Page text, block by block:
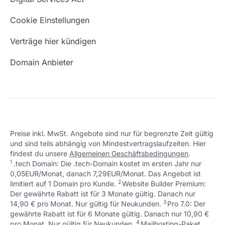
Schön, dass ich dir helfen konnte.
Tut mir leid, du erreichst uns unter:
+49 (0) 451 / 70 99 70
support@checkdomain.de
Schön, dass ich dir helfen konnte.
Tut mir leid, du erreichst uns unter:
+49 (0) 451 / 70 99 70
support@checkdomain.de
Schön, dass ich dir helfen konnte.
Tut mir leid, du erreichst uns unter:
+49 (0) 451 / 70 99 70oder
support@checkdomain.de
Schön, dass ich dir helfen konnte.
Tut mir leid, du erreichst uns unter:
+49 (0) 451 / 70 99 70oder
support@checkdomain.de
Schön, dass ich dir helfen konnte.
Tut mir leid, du erreichst uns unter:
+49 (0) 451 / 70 99 70oder
support@checkdomain.de
Domain Umzug
Wie ist meine IP?
Email Adresse erstellen
Cookie Einstellungen
Verträge hier kündigen
Domain Anbieter
Preise inkl. MwSt. Angebote sind nur für begrenzte Zeit gültig
und sind teils abhängig von Mindestvertragslaufzeiten. Hier
findest du unsere Allgemeinen Geschäftsbedingungen.
1 .tech Domain: Die .tech-Domain kostet im ersten Jahr nur
0,05EUR/Monat, danach 7,29EUR/Monat. Das Angebot ist
limitiert auf 1 Domain pro Kunde. ↩ 1
2 Website Builder Premium:
Der gewährte Rabatt ist für 3 Monate gültig. Danach nur
14,90 € pro Monat. Nur gültig für Neukunden. ↩ 1
3 Pro 7.0: Der
gewährte Rabatt ist für 6 Monate gültig. Danach nur 10,90 €
↩ 1
4